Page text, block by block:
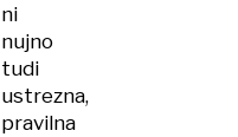
ni
nujno
tudi
ustrezna,
pravilna